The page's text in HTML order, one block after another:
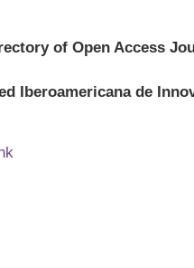
of Open Access
Iberoamericana de